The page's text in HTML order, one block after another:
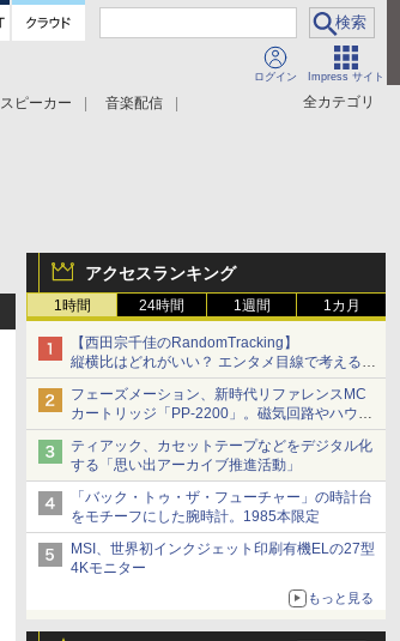
ログイン Impress サイト
全カテゴリ
スピーカー
音楽配信
アクセスランキング
1時間 24時間 1週間 1カ月
【西田宗千佳のRandomTracking】
縦横比はどれがいい？ エンタメ目線で考える、
サムスン新「Galaxy Z Fold」
フェーズメーション、新時代リファレンスMC
カートリッジ「PP-2200」。磁気回路やハウジ
ングを根本から見直し
ティアック、カセットテープなどをデジタル化
する「思い出アーカイブ推進活動」
「バック・トゥ・ザ・フューチャー」の時計台
をモチーフにした腕時計。1985本限定
MSI、世界初インクジェット印刷有機ELの27型
4Kモニター
もっと見る